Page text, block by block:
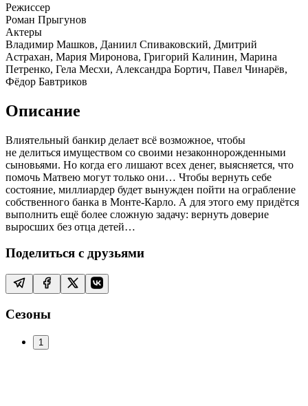
Режиссер
Роман Прыгунов
Актеры
Владимир Машков, Даниил Спиваковский, Дмитрий
Астрахан, Мария Миронова, Григорий Калинин, Марина
Петренко, Гела Месхи, Александра Бортич, Павел Чинарёв,
Фёдор Бавтриков
Описание
Влиятельный банкир делает всё возможное, чтобы
не делиться имуществом со своими незаконнорожденными
сыновьями. Но когда его лишают всех денег, выясняется, что
помочь Матвею могут только они… Чтобы вернуть себе
состояние, миллиардер будет вынужден пойти на ограбление
собственного банка в Монте-Карло. А для этого ему придётся
выполнить ещё более сложную задачу: вернуть доверие
выросших без отца детей…
Поделиться с друзьями
Сезоны
1